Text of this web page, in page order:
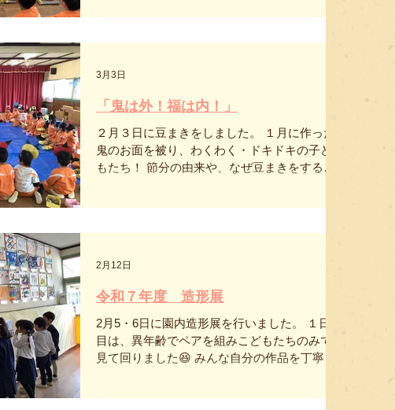
まな活動や行事を行う大切な場所です。 新園
る、明るくあたたかな空間です。 新園舎の保
育室。木のぬくもりを感じながら、子どもた
ちが毎日を過ごす場所です。 新園舎の廊下。
トイレや手洗い場も近く、子どもたちが使い
やすい動線になっています。 これから新しい
園舎で、子どもたちとと
おにいさんおねえさんのお歌はとても素敵な
にお絵描きをしました！ 異年齢でのかかわり
では互いに絵を見せ合ったり、一緒に描いた
りとても楽しく過ごすことができました！
「鬼は外！福は内！」
２月３日に豆まきをしました。 １月に作った
鬼のお面を被り、わくわく・ドキドキの子ど
もたち！ 節分の由来や、なぜ豆まきをするの
今年も元気いっぱい過ごそうね😊
3月3日
令和７年度 造形展
2月5・6日に園内造形展を行いました。 １日
目は、異年齢でペアを組みこどもたちのみで
見て回りました😆 みんな自分の作品を丁寧に
2月12日